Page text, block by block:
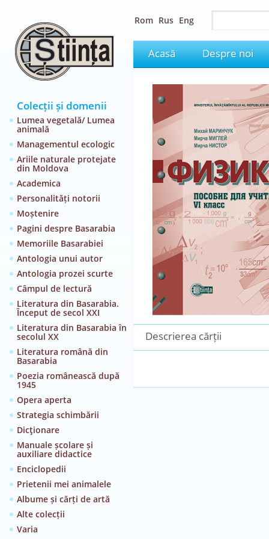
Colecții și domenii
Lumea vegetală/ Lumea
animală
Managementul ecologic
Ariile naturale protejate
din Moldova
Academica
Personalități notorii
Moștenire
Pagini despre Basarabia
Memoriile Basarabiei
Antologia unui autor
Antologia prozei scurte
Câmpul de lectură
Literatura din Basarabia.
Început de secol XXI
Literatura din Basarabia în
secolul XX
Literatura română din
Basarabia
Poezia românească după
1945
Opera aperta
Strategia schimbării
Dicţionare
Manuale școlare și
auxiliare didactice
Enciclopedii
Prietenii mei animalele
Albume și cărți de artă
Alte colecții
Varia
Rom Rus Eng
Acasă Despre noi
Descrierea cărții